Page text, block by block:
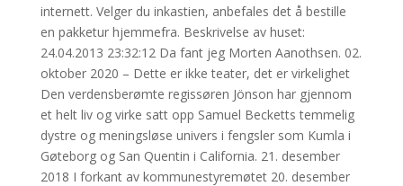
internett. Velger du inkastien, anbefales det å bestille
en pakketur hjemmefra. Beskrivelse av huset:
24.04.2013 23:32:12 Da fant jeg Morten Aanothsen. 02.
oktober 2020 – Dette er ikke teater, det er virkelighet
Den verdensberømte regissøren Jönson har gjennom
et helt liv og virke satt opp Samuel Becketts temmelig
dystre og meningsløse univers i fengsler som Kumla i
Gøteborg og San Quentin i California. 21. desember
2018 I forkant av kommunestyremøtet 20. desember